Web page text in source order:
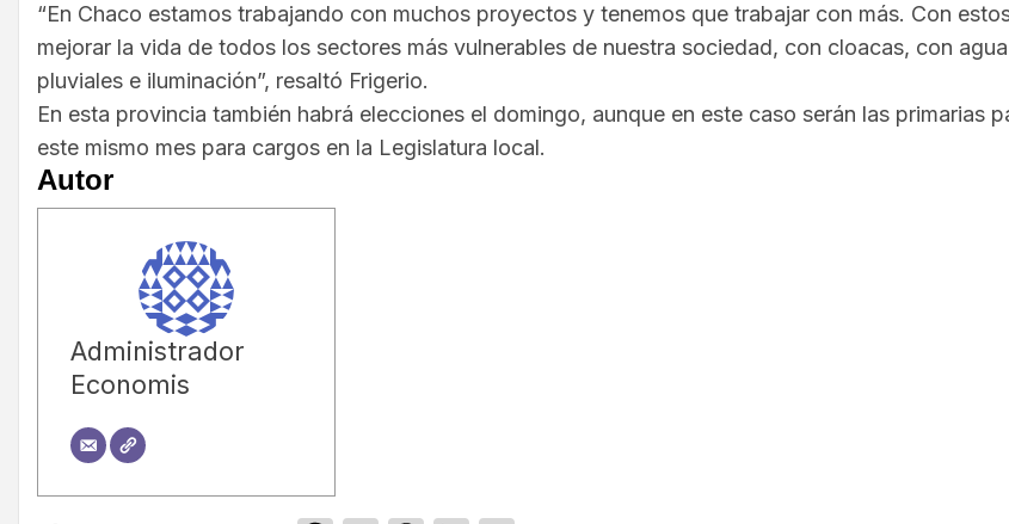
“En Chaco estamos trabajando con muchos proyectos y tenemos que trabajar con más. Con
mejorar la vida de todos los sectores más vulnerables de nuestra sociedad, con cloacas, con
pluviales e iluminación”, resaltó Frigerio.
En esta provincia también habrá elecciones el domingo, aunque en este caso serán las
este mismo mes para cargos en la Legislatura local.
Autor
Administrador
Economis